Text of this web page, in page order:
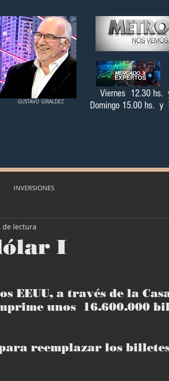
GUSTAVO GIRALDEZ
Viernes 12.30
Domingo 15.00 hs. y
INVERSIONES
I
de lectura
EEUU, a través de la
unos  16.600.000
reemplazar los